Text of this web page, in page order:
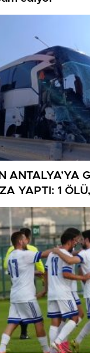
ANTALYA’YA
YAPTI: 1